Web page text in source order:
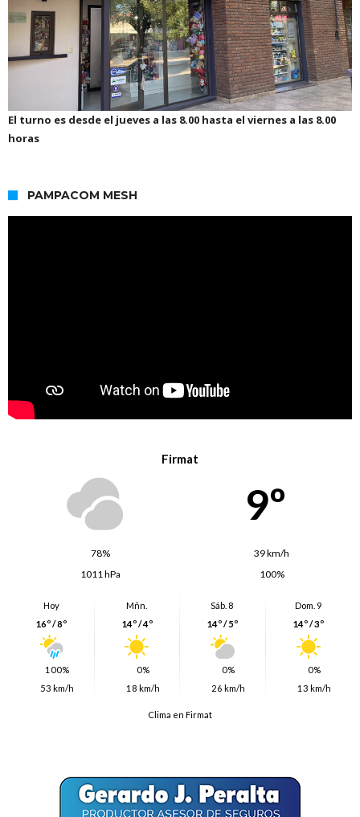
El turno es desde el jueves a las 8.00 hasta el viernes a las 8.00
horas
PAMPACOM MESH
Firmat
9º
78%
39 km/h
1011 hPa
100%
Hoy
16º / 8º
100%
53 km/h
Mñn.
14º / 4º
0%
18 km/h
Sáb. 8
14º / 5º
0%
26 km/h
Dom. 9
14º / 3º
0%
13 km/h
Clima en Firmat